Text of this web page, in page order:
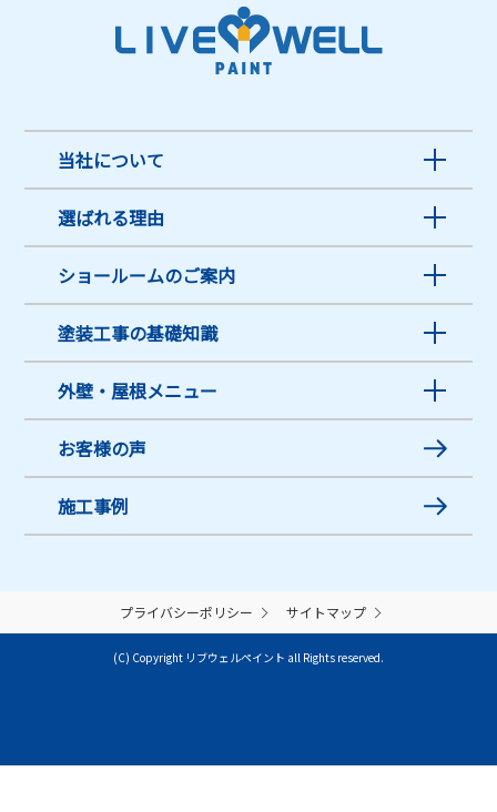
当社について
選ばれる理由
ショールームのご案内
塗装工事の基礎知識
外壁・屋根メニュー
お客様の声
施工事例
プライバシーポリシー サイトマップ
(C) Copyright リブウェルペイント all Rights reserved.